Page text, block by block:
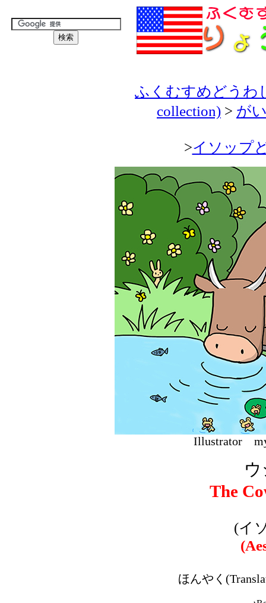
ふくむすめどうわ
collection) > が
>イソップ
The
(イ
ほんやく